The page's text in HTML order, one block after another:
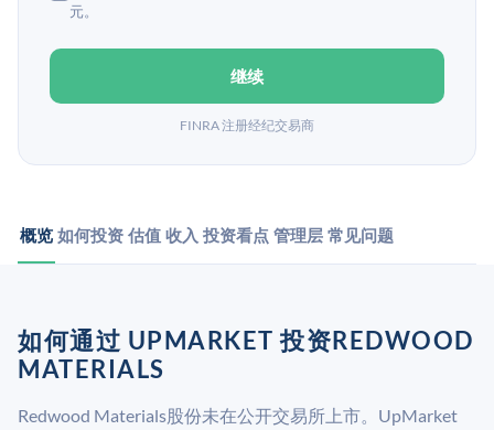
元。
继续
FINRA 注册经纪交易商
概览 如何投资 估值 收入 投资看点 管理层 常见问题
如何通过 UPMARKET 投资REDWOOD
MATERIALS
Redwood Materials股份未在公开交易所上市。UpMarket